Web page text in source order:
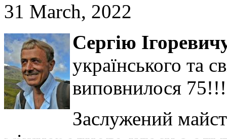
31 March, 2022
Сергію
українського та
виповнилося 75!!!
Заслужений